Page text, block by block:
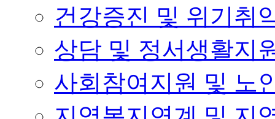
건강증진 및 위기취
상담 및 정서생활지
사회참여지원 및 노